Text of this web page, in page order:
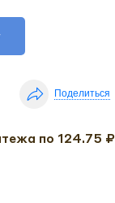
Поделиться
по 124.75 ₽